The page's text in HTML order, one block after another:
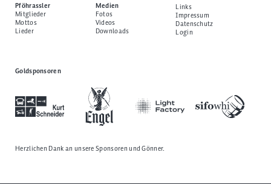
Pföhrassler
Mitglieder
Mottos
Lieder
Medien
Fotos
Videos
Downloads
Links
Impressum
Datenschutz
Login
Goldsponsoren
Herzlichen Dank an unsereSponsoren und Gönner.